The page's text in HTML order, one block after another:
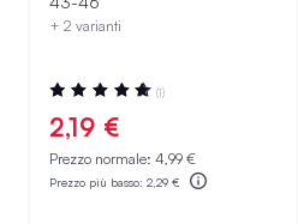
+ 2 varianti
Valutazione:
100%
(1)
2,19 €
Prezzo normale: 4,99 €
Prezzo più basso: 2,29 €